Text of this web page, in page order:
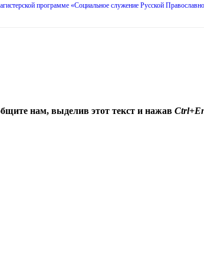
программе «Социальное служение Русской
нам, выделив этот текст и нажав